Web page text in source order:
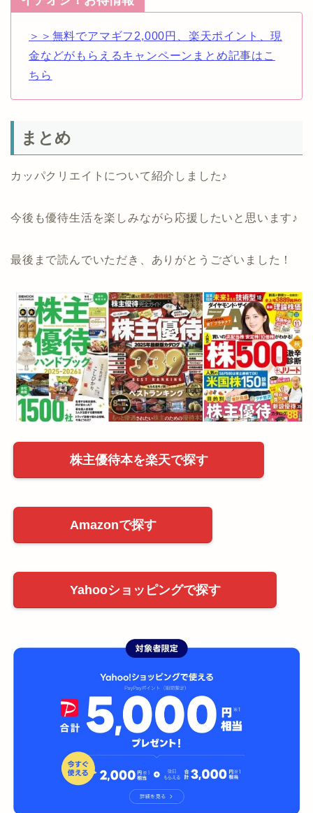
＞＞無料でアマギフ2,000円、楽天ポイント、現
金などがもらえるキャンペーンまとめ記事はこ
ちら
まとめ
カッパクリエイトについて紹介しました♪
今後も優待生活を楽しみながら応援したいと思います♪
最後まで読んでいただき、ありがとうございました！
株主優待本を楽天で探す
Amazonで探す
Yahooショッピングで探す